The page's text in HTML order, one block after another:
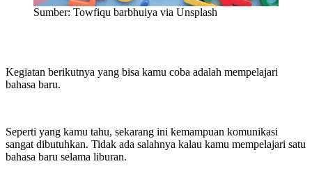
Sumber: Towfiqu barbhuiya via Unsplash
Kegiatan berikutnya yang bisa kamu coba adalah mempelajari
bahasa baru.
Seperti yang kamu tahu, sekarang ini kemampuan komunikasi
sangat dibutuhkan. Tidak ada salahnya kalau kamu mempelajari satu
bahasa baru selama liburan.